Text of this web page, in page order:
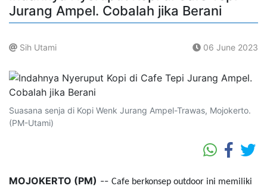
Jurang Ampel. Cobalah jika Berani
Sih Utami 06 June 2023
Suasana senja di Kopi Wenk Jurang Ampel-Trawas, Mojokerto.
(PM-Utami)
MOJOKERTO (PM) -- Cafe berkonsep outdoor ini memiliki